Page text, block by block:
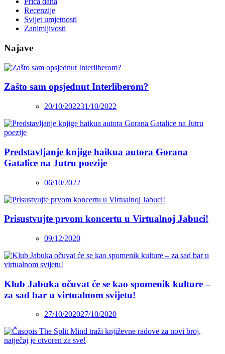
Recenzije
Svijet umjetnosti
Zanimljivosti
Najave
Zašto sam opsjednut Interliberom?
20/10/202231/10/2022
Predstavljanje knjige haikua autora Gorana
Gatalice na Jutru poezije
06/10/2022
Prisustvujte prvom koncertu u Virtualnoj Jabuci!
09/12/2020
Klub Jabuka očuvat će se kao spomenik kulture –
za sad bar u virtualnom svijetu!
27/10/202027/10/2020